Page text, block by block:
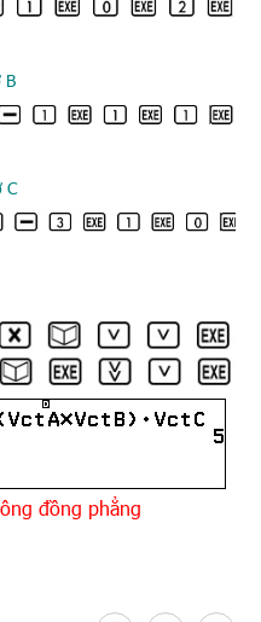
B
C
đồng phẳng